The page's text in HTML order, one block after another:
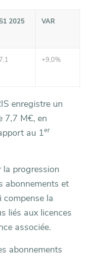
2025 VAR
7,1 +9,0%
enregistre un
7,7 M€, en
au 1er
la progression
abonnements et
compense la
liés aux licences
associée.
abonnements